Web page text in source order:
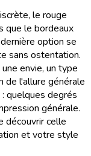
le rouge
que le bordeaux
option se
sans ostentation.
envie, un type
de l'allure générale
quelques degrés
générale.
découvrir celle
et votre style